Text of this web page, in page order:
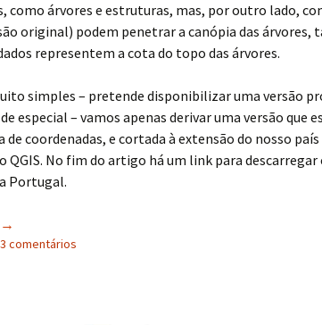
como árvores e estruturas, mas, por outro lado,
original) podem penetrar a canópia das árvores,
representem a cota do topo das árvores.
simples – pretende disponibilizar uma versão
especial – vamos apenas derivar uma versão que
de coordenadas, e cortada à extensão do nosso
QGIS. No fim do artigo há um link para descarregar
Portugal.
Portugal 25m
→
comentários